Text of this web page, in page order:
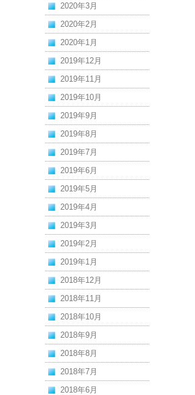
2020年3月
2020年2月
2020年1月
2019年12月
2019年11月
2019年10月
2019年9月
2019年8月
2019年7月
2019年6月
2019年5月
2019年4月
2019年3月
2019年2月
2019年1月
2018年12月
2018年11月
2018年10月
2018年9月
2018年8月
2018年7月
2018年6月